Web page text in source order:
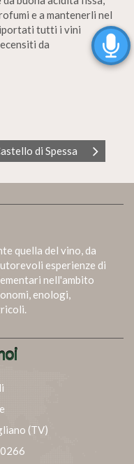
e a mantenerli nel
tutti i vini
da
di Spessa
quella del vino, da
esperienze di
nell'ambito
enologi,
(TV)